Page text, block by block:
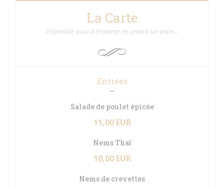
La Carte
Disponible aussi à Emporter en venant sur place...
Entrées
Salade de poulet épicée
11,00 EUR
Nems Thaï
10,00 EUR
Nems de crevettes